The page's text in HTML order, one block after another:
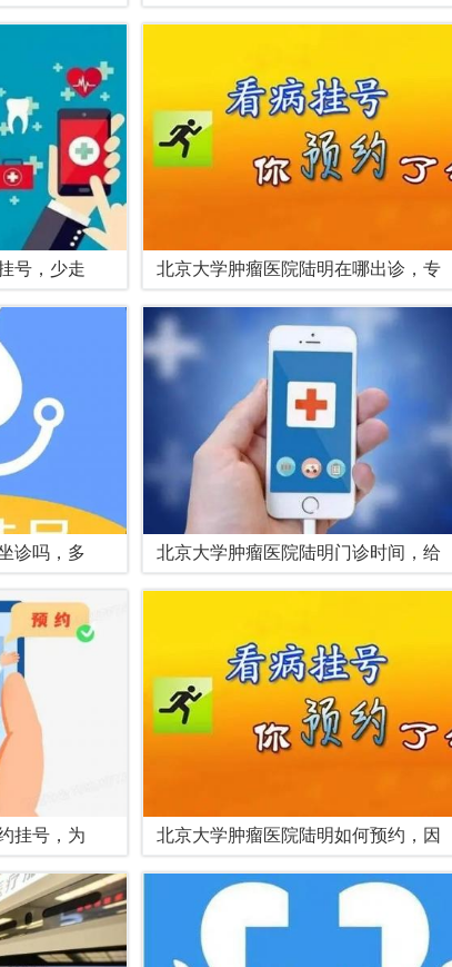
号，少走 北京大学肿瘤医院陆明在哪出诊，专
诊吗，多 北京大学肿瘤医院陆明门诊时间，给
挂号，为 北京大学肿瘤医院陆明如何预约，因